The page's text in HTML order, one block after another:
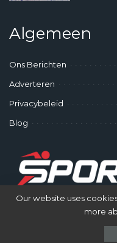
Algemeen
Ons Berichten
Adverteren
Privacybeleid
Blog
©
Our website uses
more